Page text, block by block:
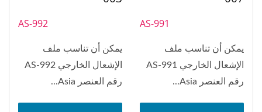
AS-991
يمكن أن تناسب ملف
الإشعال الخارجي AS-991
رقم العنصر Asia...
AS-992
يمكن أن تناسب ملف
الإشعال الخارجي AS-992
رقم العنصر Asia...